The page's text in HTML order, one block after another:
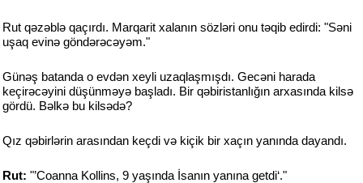
Rut qəzəblə qaçırdı. Marqarit xalanın sözləri onu təqib edirdi: "Səni
uşaq evinə göndərəcəyəm."
Günəş batanda o evdən xeyli uzaqlaşmışdı. Gecəni harada
keçirəcəyini düşünməyə başladı. Bir qəbiristanlığın arxasında kilsə
gördü. Bəlkə bu kilsədə?
Qız qəbirlərin arasından keçdi və kiçik bir xaçın yanında dayandı.
Rut: "’Coanna Kollins, 9 yaşında İsanın yanına getdi‘."